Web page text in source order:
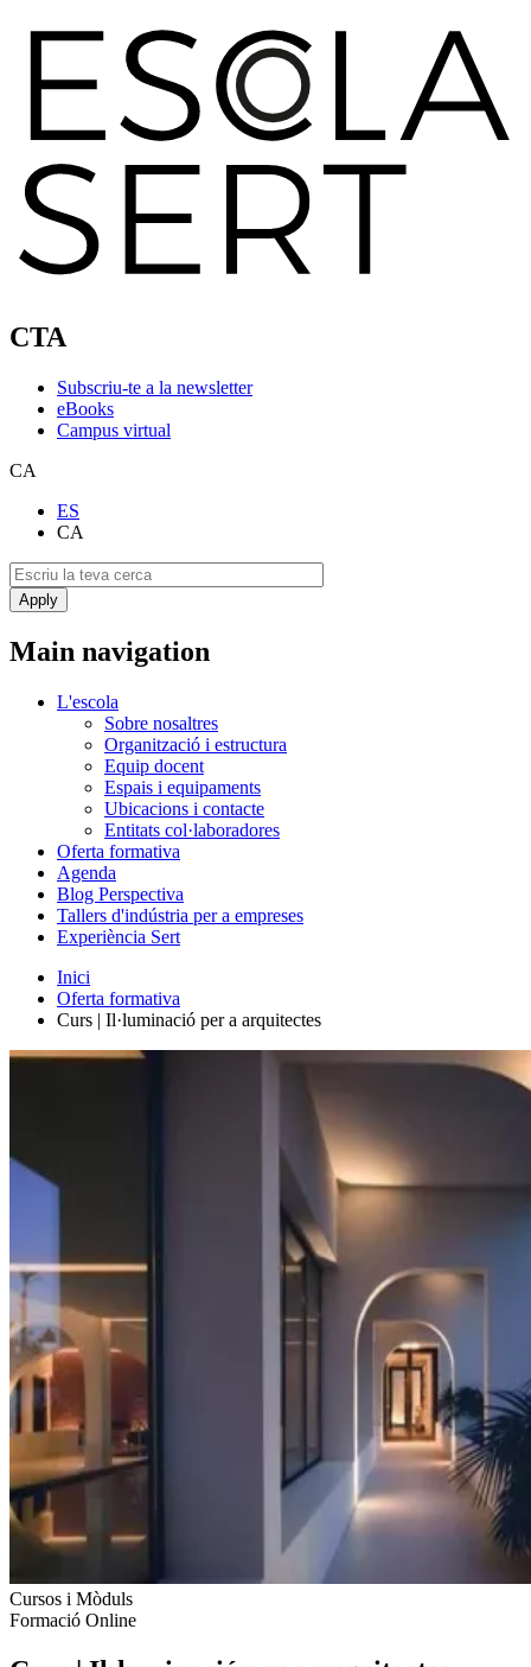
CTA
Subscriu-te a la newsletter
eBooks
Campus virtual
CA
ES
CA
Main navigation
L'escola
Sobre nosaltres
Organització i estructura
Equip docent
Espais i equipaments
Ubicacions i contacte
Entitats col·laboradores
Oferta formativa
Agenda
Blog Perspectiva
Tallers d'indústria per a empreses
Experiència Sert
Inici
Oferta formativa
Curs | Il·luminació per a arquitectes
Cursos i Mòduls
Formació Online